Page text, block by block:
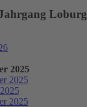
Loburg
2025
2025
2025